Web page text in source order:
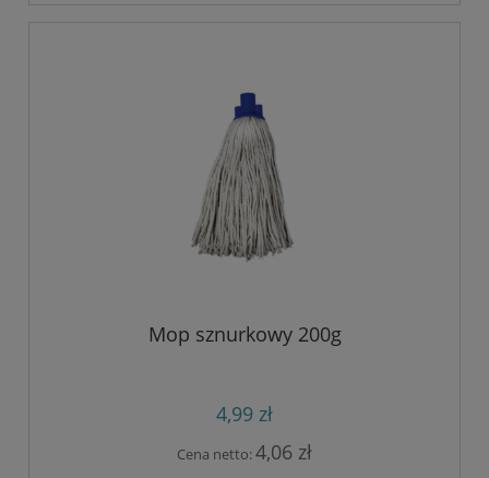
Mop sznurkowy 200g
4,99 zł
Cena netto:4,06 zł